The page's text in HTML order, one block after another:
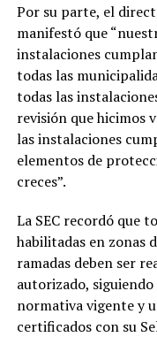
Por su parte, el
manifestó que
instalaciones
todas las
todas las
revisión que hicimos
las instalaciones
elementos de
creces”.
La SEC recordó que
habilitadas en zonas
ramadas deben ser
autorizado,
normativa vigente y
certificados con su